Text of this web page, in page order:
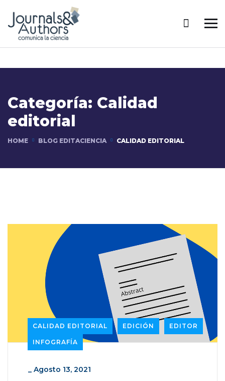
Categoría: Calidad
editorial
HOME BLOG EDITACIENCIA CALIDAD EDITORIAL
CALIDAD EDITORIAL EDICIÓN EDITOR
INFOGRAFÍA
_ Agosto 13, 2021